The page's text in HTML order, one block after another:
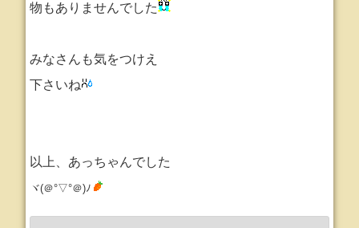
物もありませんでした
みなさんも気をつけえ
下さいね
以上、あっちゃんでした
ヾ(＠°▽°＠)ﾉ